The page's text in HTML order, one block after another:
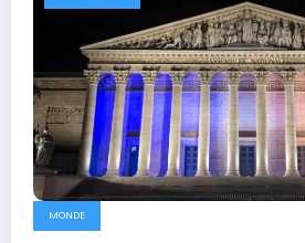
MONDE